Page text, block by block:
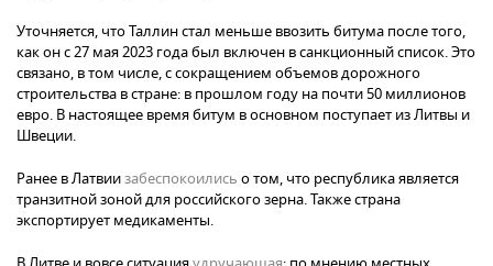
Уточняется, что Таллин стал меньше ввозить битума после того,
как он с 27 мая 2023 года был включен в санкционный список. Это
связано, в том числе, с сокращением объемов дорожного
строительства в стране: в прошлом году на почти 50 миллионов
евро. В настоящее время битум в основном поступает из Литвы и
Швеции.
Ранее в Латвиизабеспокоились о том, что республика является
транзитной зоной для российского зерна. Также страна
экспортирует медикаменты.